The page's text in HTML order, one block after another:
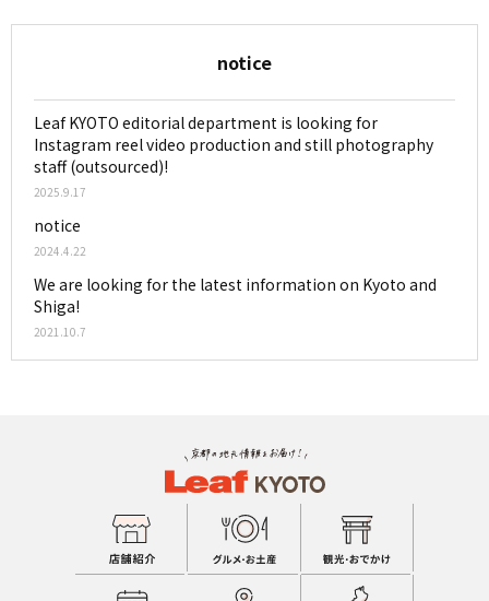
notice
Leaf KYOTO editorial department is looking for
Instagram reel video production and still photography
staff (outsourced)!
2025.9.17
notice
2024.4.22
We are looking for the latest information on Kyoto and
Shiga!
2021.10.7